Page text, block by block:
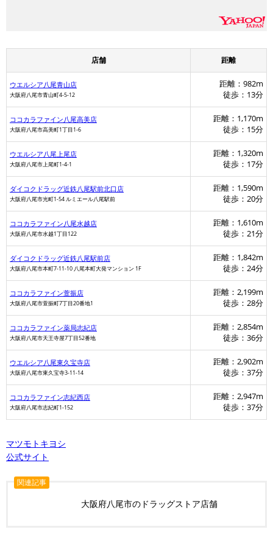
店舗 距離
ウエルシア八尾青山店
大阪府八尾市青山町4-5-12
距離：982m
徒歩：13分
ココカラファイン八尾高美店
大阪府八尾市高美町1丁目1-6
距離：1,170m
徒歩：15分
ウエルシア八尾上尾店
大阪府八尾市上尾町1-4-1
距離：1,320m
徒歩：17分
ダイコクドラッグ近鉄八尾駅前北口店
大阪府八尾市光町1-54 ルミエール八尾駅前
距離：1,590m
徒歩：20分
ココカラファイン八尾水越店
大阪府八尾市水越1丁目122
距離：1,610m
徒歩：21分
ダイコクドラッグ近鉄八尾駅前店
大阪府八尾市本町7-11-10 八尾本町大発マンション 1F
距離：1,842m
徒歩：24分
ココカラファイン萱振店
大阪府八尾市萱振町7丁目20番地1
距離：2,199m
徒歩：28分
ココカラファイン薬局志紀店
大阪府八尾市天王寺屋7丁目52番地
距離：2,854m
徒歩：36分
ウエルシア八尾東久宝寺店
大阪府八尾市東久宝寺3-11-14
距離：2,902m
徒歩：37分
ココカラファイン志紀西店
大阪府八尾市志紀町1-152
距離：2,947m
徒歩：37分
マツモトキヨシ
公式サイト
関連記事
大阪府八尾市のドラッグストア店舗